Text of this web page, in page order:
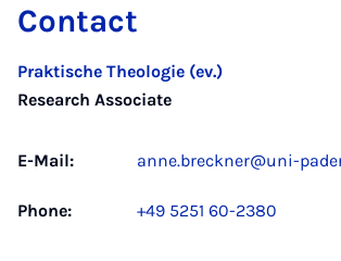
Contact
Praktische Theologie (ev.)
Research Associate
E-Mail: anne.breckner@uni-
Phone: +49 5251 60-2380